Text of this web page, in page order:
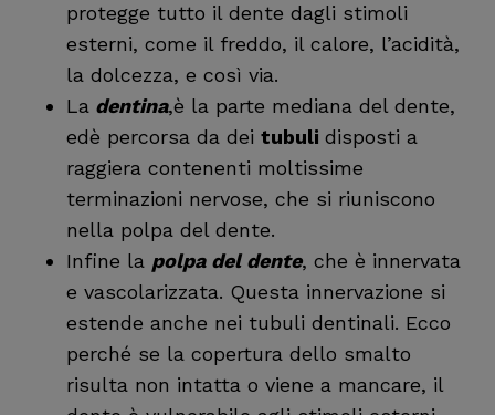
protegge tutto il dente dagli stimoli
esterni, come il freddo, il calore, l’acidità,
la dolcezza, e così via.
La dentina,è la parte mediana del dente,
edè percorsa da dei tubuli disposti a
raggiera contenenti moltissime
terminazioni nervose, che si riuniscono
nella polpa del dente.
Infine la polpa del dente, che è innervata
e vascolarizzata. Questa innervazione si
estende anche nei tubuli dentinali. Ecco
perché se la copertura dello smalto
risulta non intatta o viene a mancare, il